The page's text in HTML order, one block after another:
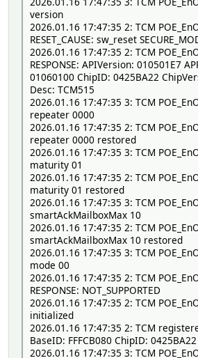
version
2026.01.16 17:47:35 2: TCM
RESET_CAUSE: sw_reset
2026.01.16 17:47:35 2: TCM
RESPONSE: APIVersion: 010501E7
01060100 ChipID: 0425BA22
Desc: TCM515
2026.01.16 17:47:35 3: TCM
repeater 0000
2026.01.16 17:47:35 2: TCM
repeater 0000 restored
2026.01.16 17:47:35 3: TCM
maturity 01
2026.01.16 17:47:35 2: TCM
maturity 01 restored
2026.01.16 17:47:35 3: TCM
smartAckMailboxMax 10
2026.01.16 17:47:35 2: TCM
smartAckMailboxMax 10 restored
2026.01.16 17:47:35 3: TCM
mode 00
2026.01.16 17:47:35 2: TCM
RESPONSE: NOT_SUPPORTED
2026.01.16 17:47:35 2: TCM
initialized
2026.01.16 17:47:35 2: TCM
BaseID: FFFCB080 ChipID: 0425BA22
2026.01.16 17:47:35 3: TCM